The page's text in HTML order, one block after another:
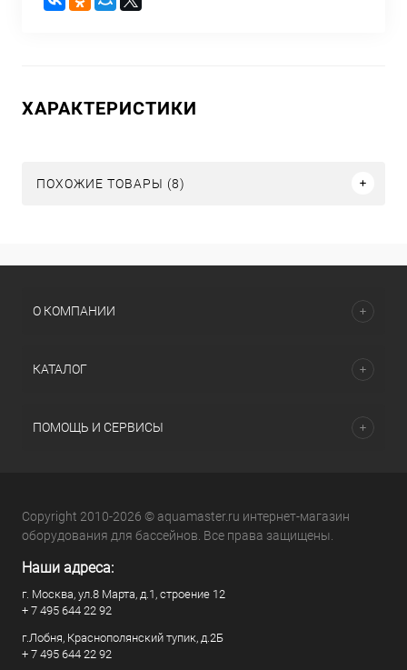
ХАРАКТЕРИСТИКИ
ПОХОЖИЕ ТОВАРЫ (8)
О КОМПАНИИ
КАТАЛОГ
ПОМОЩЬ И СЕРВИСЫ
Copyright 2010-2026 © aquamaster.ru интернет-магазин
оборудования для бассейнов. Все права защищены.
Наши адреса:
г. Москва, ул.8 Марта, д.1, строение 12
+ 7 495 644 22 92
г.Лобня, Краснополянский тупик, д.2Б
+ 7 495 644 22 92